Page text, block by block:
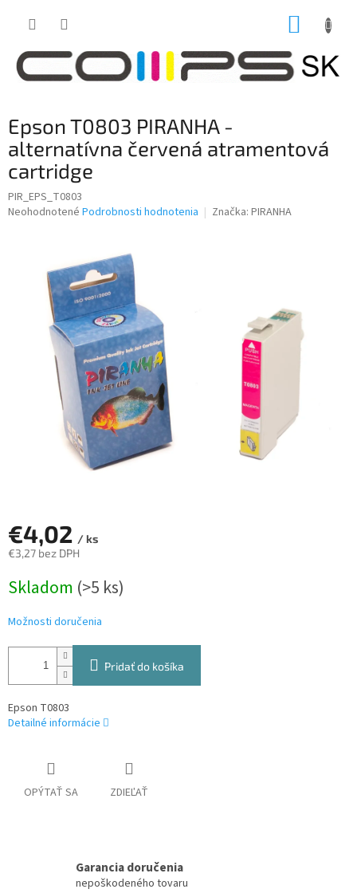
Epson T0803 PIRANHA -
alternatívna červená atramentová
cartridge
PIR_EPS_T0803
Priemerné
hviezdičiek.
Neohodnotené Podrobnosti hodnotenia Značka: PIRANHA
€4,02 / ks
€3,27 bez DPH
cena:
Skladom (>5 ks)
Možnosti doručenia
Pridať do košíka
Epson T0803
Detailné informácie
OPÝTAŤ SA ZDIEĽAŤ
Garancia doručenia
nepoškodeného tovaru